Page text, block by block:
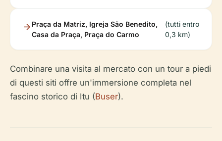
Praça da Matriz, Igreja São Benedito,
Casa da Praça, Praça do Carmo
(tutti entro
0,3 km)
Combinare una visita al mercato con un tour a piedi
di questi siti offre un'immersione completa nel
fascino storico di Itu (Buser).